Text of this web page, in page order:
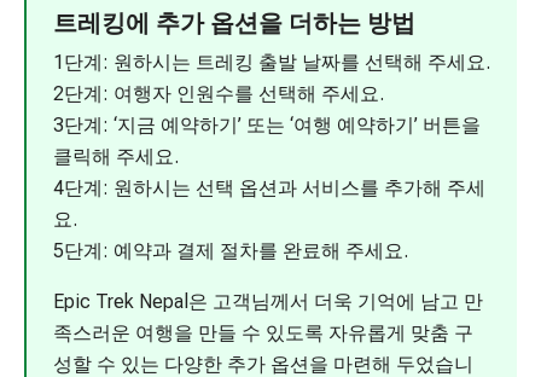
트레킹에 추가 옵션을 더하는 방법
1단계: 원하시는 트레킹 출발 날짜를 선택해 주세요.
2단계: 여행자 인원수를 선택해 주세요.
3단계: ‘지금 예약하기’ 또는 ‘여행 예약하기’ 버튼을
클릭해 주세요.
4단계: 원하시는 선택 옵션과 서비스를 추가해 주세
요.
5단계: 예약과 결제 절차를 완료해 주세요.
Epic Trek Nepal은 고객님께서 더욱 기억에 남고 만
족스러운 여행을 만들 수 있도록 자유롭게 맞춤 구
성할 수 있는 다양한 추가 옵션을 마련해 두었습니